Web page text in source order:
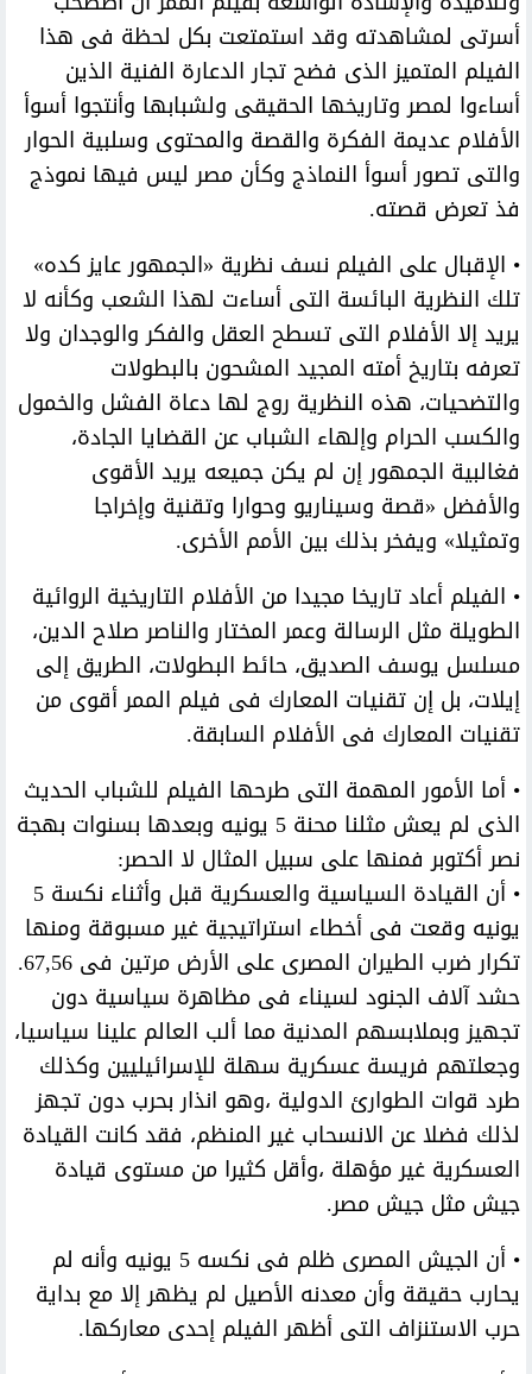
أسرتى لمشاهدته وقد استمتعت بكل لحظة فى هذا
الفيلم المتميز الذى فضح تجار الدعارة الفنية الذين
أساءوا لمصر وتاريخها الحقيقى ولشبابها وأنتجوا أسوأ
الأفلام عديمة الفكرة والقصة والمحتوى وسلبية الحوار
والتى تصور أسوأ النماذج وكأن مصر ليس فيها نموذج
فذ تعرض قصته.
• الإقبال على الفيلم نسف نظرية «الجمهور عايز كده»
تلك النظرية البائسة التى أساءت لهذا الشعب وكأنه لا
يريد إلا الأفلام التى تسطح العقل والفكر والوجدان ولا
تعرفه بتاريخ أمته المجيد المشحون بالبطولات
والتضحيات، هذه النظرية روج لها دعاة الفشل والخمول
والكسب الحرام وإلهاء الشباب عن القضايا الجادة،
فغالبية الجمهور إن لم يكن جميعه يريد الأقوى
والأفضل «قصة وسيناريو وحوارا وتقنية وإخراجا
وتمثيلا» ويفخر بذلك بين الأمم الأخرى.
• الفيلم أعاد تاريخا مجيدا من الأفلام التاريخية الروائية
الطويلة مثل الرسالة وعمر المختار والناصر صلاح الدين،
مسلسل يوسف الصديق، حائط البطولات، الطريق إلى
إيلات، بل إن تقنيات المعارك فى فيلم الممر أقوى من
تقنيات المعارك فى الأفلام السابقة.
• أما الأمور المهمة التى طرحها الفيلم للشباب الحديث
الذى لم يعش مثلنا محنة 5 يونيه وبعدها بسنوات بهجة
نصر أكتوبر فمنها على سبيل المثال لا الحصر:
• أن القيادة السياسية والعسكرية قبل وأثناء نكسة 5
يونيه وقعت فى أخطاء استراتيجية غير مسبوقة ومنها
تكرار ضرب الطيران المصرى على الأرض مرتين فى 67,56.
حشد آلاف الجنود لسيناء فى مظاهرة سياسية دون
تجهيز وبملابسهم المدنية مما ألب العالم علينا سياسيا،
وجعلتهم فريسة عسكرية سهلة للإسرائيليين وكذلك
طرد قوات الطوارئ الدولية ،وهو انذار بحرب دون تجهز
لذلك فضلا عن الانسحاب غير المنظم، فقد كانت القيادة
العسكرية غير مؤهلة ،وأقل كثيرا من مستوى قيادة
جيش مثل جيش مصر.
• أن الجيش المصرى ظلم فى نكسه 5 يونيه وأنه لم
يحارب حقيقة وأن معدنه الأصيل لم يظهر إلا مع بداية
حرب الاستنزاف التى أظهر الفيلم إحدى معاركها.